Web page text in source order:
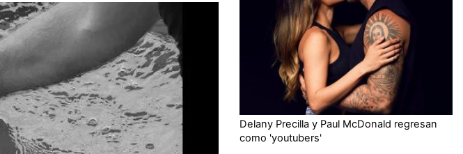
Delany Precilla y Paul McDonald regresan
como 'youtubers'